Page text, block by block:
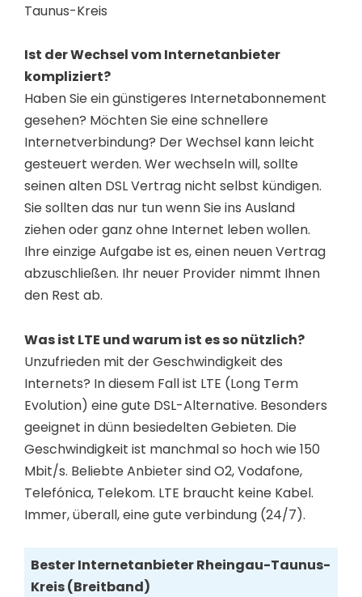
Taunus-Kreis
Ist der Wechsel vom Internetanbieter
kompliziert?
Haben Sie ein günstigeres Internetabonnement
gesehen? Möchten Sie eine schnellere
Internetverbindung? Der Wechsel kann leicht
gesteuert werden. Wer wechseln will, sollte
seinen alten DSL Vertrag nicht selbst kündigen.
Sie sollten das nur tun wenn Sie ins Ausland
ziehen oder ganz ohne Internet leben wollen.
Ihre einzige Aufgabe ist es, einen neuen Vertrag
abzuschließen. Ihr neuer Provider nimmt Ihnen
den Rest ab.
Was ist LTE und warum ist es so nützlich?
Unzufrieden mit der Geschwindigkeit des
Internets? In diesem Fall ist LTE (Long Term
Evolution) eine gute DSL-Alternative. Besonders
geeignet in dünn besiedelten Gebieten. Die
Geschwindigkeit ist manchmal so hoch wie 150
Mbit/s. Beliebte Anbieter sind O2, Vodafone,
Telefónica, Telekom. LTE braucht keine Kabel.
Immer, überall, eine gute verbindung (24/7).
Bester Internetanbieter Rheingau-Taunus-
Kreis (Breitband)